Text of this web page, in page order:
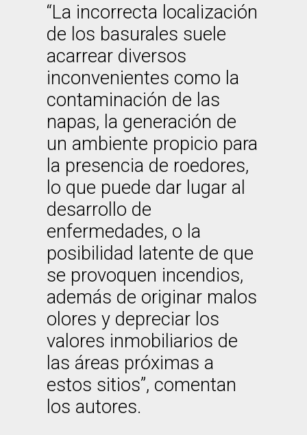
“La incorrecta localización
de los basurales suele
acarrear diversos
inconvenientes como la
contaminación de las
napas, la generación de
un ambiente propicio para
la presencia de roedores,
lo que puede dar lugar al
desarrollo de
enfermedades, o la
posibilidad latente de que
se provoquen incendios,
además de originar malos
olores y depreciar los
valores inmobiliarios de
las áreas próximas a
estos sitios”, comentan
los autores.